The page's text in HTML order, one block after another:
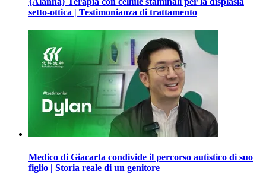
setto-ottica | Testimonianza di trattamento
Medico di Giacarta condivide il percorso autistico di suo
figlio | Storia reale di un genitore